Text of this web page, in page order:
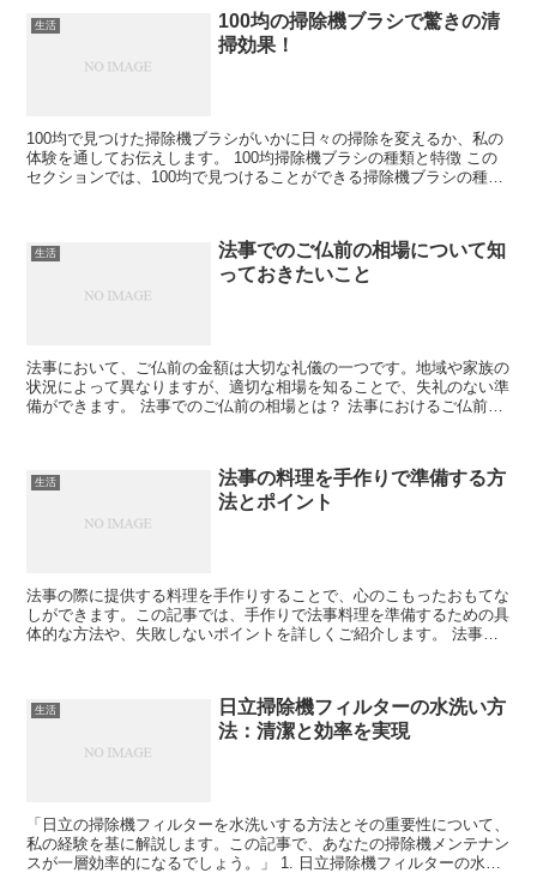
生活
100均の掃除機ブラシで驚きの清
掃効果！
100均で見つけた掃除機ブラシがいかに日々の掃除を変えるか、私の
体験を通してお伝えします。 100均掃除機ブラシの種類と特徴 この
セクションでは、100均で見つけることができる掃除機ブラシの種類
生活
法事でのご仏前の相場について知
っておきたいこと
法事において、ご仏前の金額は大切な礼儀の一つです。地域や家族の
状況によって異なりますが、適切な相場を知ることで、失礼のない準
備ができます。 法事でのご仏前の相場とは？ 法事におけるご仏前の
生活
法事の料理を手作りで準備する方
法とポイント
法事の際に提供する料理を手作りすることで、心のこもったおもてな
しができます。この記事では、手作りで法事料理を準備するための具
体的な方法や、失敗しないポイントを詳しくご紹介します。 法事料
生活
日立掃除機フィルターの水洗い方
法：清潔と効率を実現
「日立の掃除機フィルターを水洗いする方法とその重要性について、
私の経験を基に解説します。この記事で、あなたの掃除機メンテナン
スが一層効率的になるでしょう。」 1. 日立掃除機フィルターの水洗